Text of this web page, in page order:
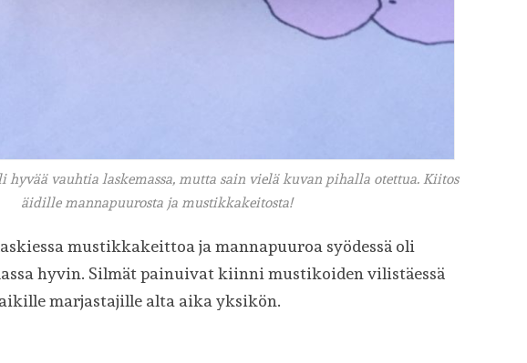
vauhtia laskemassa, mutta sain vielä kuvan pihalla otettua. Kiitos
äidille mannapuurosta ja mustikkakeitosta!
mustikkakeittoa ja mannapuuroa syödessä oli
hyvin. Silmät painuivat kiinni mustikoiden vilistäessä
marjastajille alta aika yksikön.